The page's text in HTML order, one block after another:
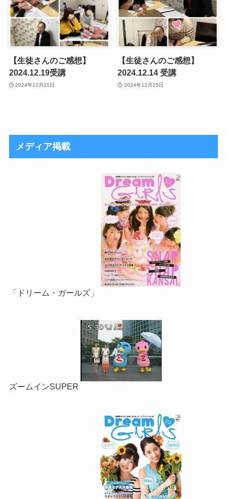
【生徒さんのご感想】
2024.12.19受講
2024年12月21日
【生徒さんのご感想】
2024.12.14 受講
2024年12月15日
メディア掲載
「ドリーム・ガールズ」
ズームインSUPER